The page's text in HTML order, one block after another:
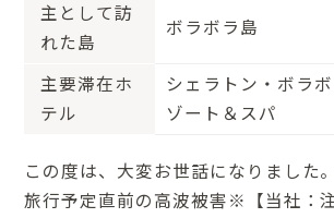
主として訪
れた島
ボラボラ島
主要滞在ホ
テル
シェラトン・ボラ
ゾート＆スパ
この度は、大変お世話になりました。
旅行予定直前の高波被害※【当社：